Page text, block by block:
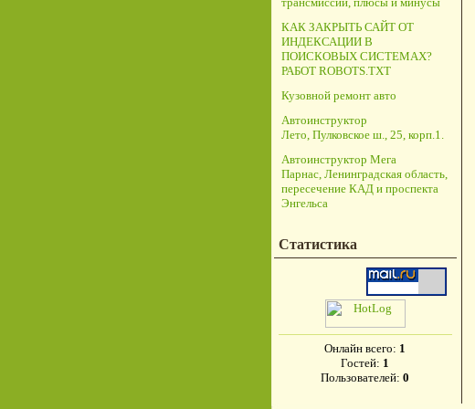
КАК ЗАКРЫТЬ САЙТ ОТ
ИНДЕКСАЦИИ В
ПОИСКОВЫХ СИСТЕМАХ?
РАБОТ ROBOTS.TXT
Кузовной ремонт авто
Автоинструктор
Лето, Пулковское ш., 25, корп.1.
Автоинструктор Мега
Парнас, Ленинградская область,
пересечение КАД и проспекта
Энгельса
Статистика
Онлайн всего: 1
Гостей: 1
Пользователей: 0